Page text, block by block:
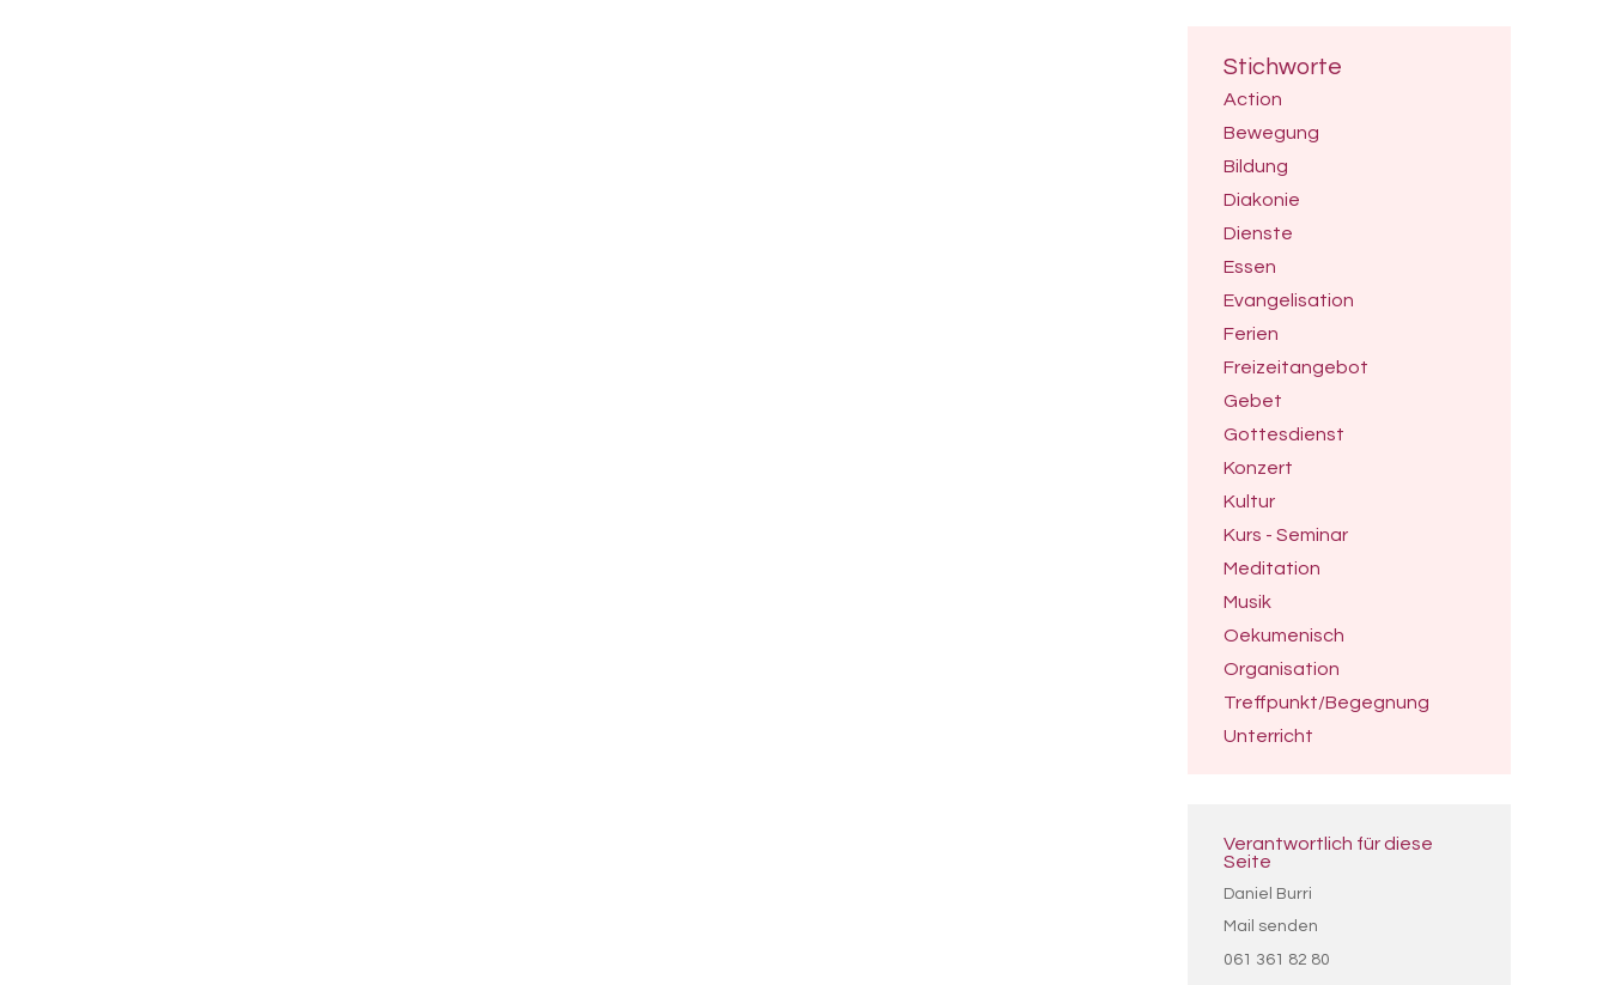
Stichworte
Action
Bewegung
Bildung
Diakonie
Dienste
Essen
Evangelisation
Ferien
Freizeitangebot
Gebet
Gottesdienst
Konzert
Kultur
Kurs - Seminar
Meditation
Musik
Oekumenisch
Organisation
Treffpunkt/Begegnung
Unterricht
Verantwortlich für diese
Seite
Daniel Burri
Mail senden
061 361 82 80